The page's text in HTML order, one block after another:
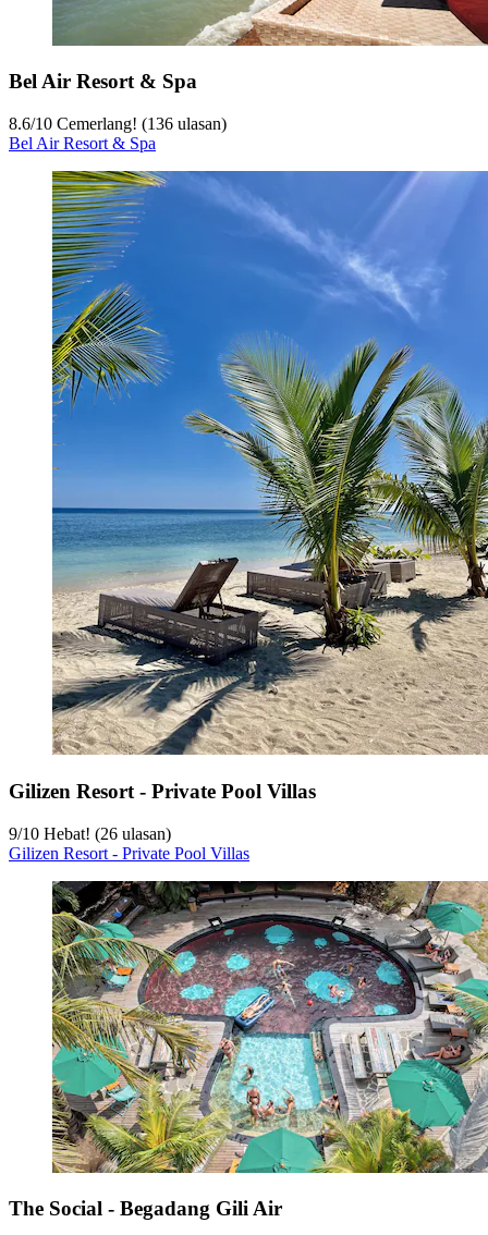
Bel Air Resort & Spa
8.6/10 Cemerlang! (136 ulasan)
Bel Air Resort & Spa
Gilizen Resort - Private Pool Villas
9/10 Hebat! (26 ulasan)
Gilizen Resort - Private Pool Villas
The Social - Begadang Gili Air